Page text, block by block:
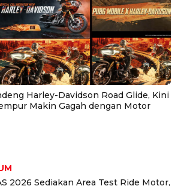
Harley-Davidson Road Glide, Kini
Makin Gagah dengan Motor
2026 Sediakan Area Test Ride Motor,